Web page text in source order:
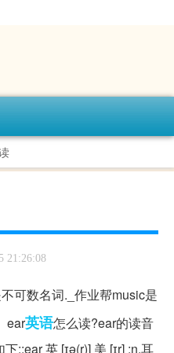
21:26:08
可数名词._作业帮music是
ear英语怎么读?ear的读音
:;ear 英 [ɪə(r)] 美 [ɪr] ;n.耳